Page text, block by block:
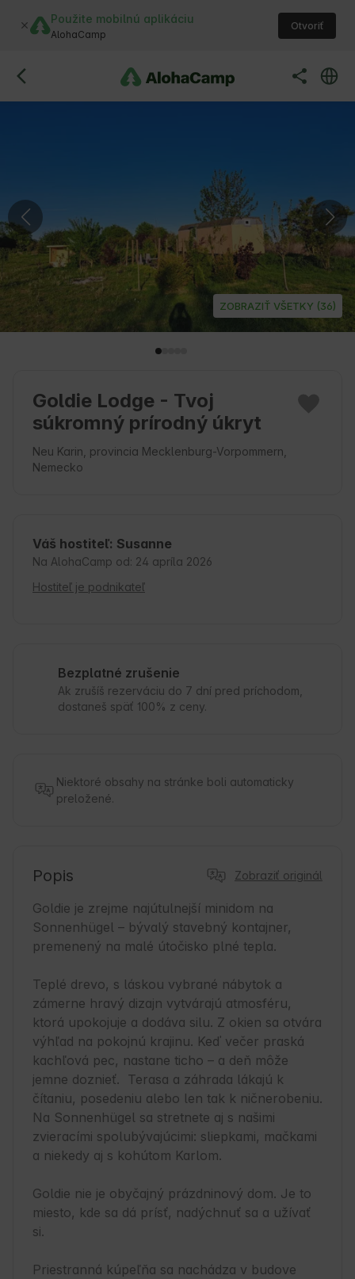
Použite mobilnú aplikáciu
AlohaCamp
Otvoriť
ZOBRAZIŤ VŠETKY (36)
Goldie Lodge - Tvoj
súkromný prírodný úkryt
Neu Karin, provincia Mecklenburg-Vorpommern,
Nemecko
Váš hostiteľ: Susanne
Na AlohaCamp od: 24 apríla 2026
Hostiteľ je podnikateľ
Bezplatné zrušenie
Ak zrušíš rezerváciu do 7 dní pred príchodom,
dostaneš späť 100% z ceny.
Niektoré obsahy na stránke boli automaticky
preložené.
Popis Zobraziť originál
Goldie je zrejme najútulnejší minidom na
Sonnenhügel – bývalý stavebný kontajner,
premenený na malé útočisko plné tepla.
Teplé drevo, s láskou vybrané nábytok a
zámerne hravý dizajn vytvárajú atmosféru,
ktorá upokojuje a dodáva silu. Z okien sa otvára
výhľad na pokojnú krajinu. Keď večer praská
kachľová pec, nastane ticho – a deň môže
jemne doznieť.  Terasa a záhrada lákajú k
čítaniu, posedeniu alebo len tak k ničnerobeniu.
Na Sonnenhügel sa stretnete aj s našimi
zvieracími spolubývajúcimi: sliepkami, mačkami
a niekedy aj s kohútom Karlom.
Goldie nie je obyčajný prázdninový dom. Je to
miesto, kde sa dá prísť, nadýchnuť sa a užívať
si.
Priestranná kúpeľňa sa nachádza v budove